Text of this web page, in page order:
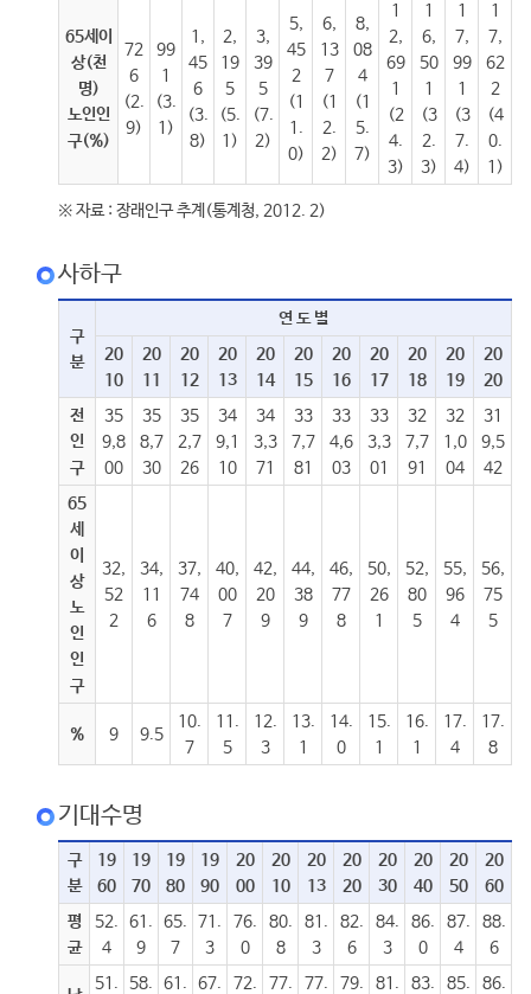
65세이
상(천
명)
노인인
구(%)
72
6
(2.
9)
99
1
(3.
1)
1,
45
6
(3.
8)
2,
19
5
(5.
1)
3,
39
5
(7.
2)
5,
45
2
(1
1.
0)
6,
13
7
(1
2.
2)
8,
08
4
(1
5.
7)
1
2,
69
1
(2
4.
3)
1
6,
50
1
(3
2.
3)
1
7,
99
1
(3
7.
4)
1
7,
62
2
(4
0.
1)
※ 자료 : 장래인구 추계(통계청, 2012. 2)
사하구
구
분
연 도 별
20
10
20
11
20
12
20
13
20
14
20
15
20
16
20
17
20
18
20
19
20
20
전
인
구
35
9,8
00
35
8,7
30
35
2,7
26
34
9,1
10
34
3,3
71
33
7,7
81
33
4,6
03
33
3,3
01
32
7,7
91
32
1,0
04
31
9,5
42
65
세
이
상
노
인
인
구
32,
52
2
34,
11
6
37,
74
8
40,
00
7
42,
20
9
44,
38
9
46,
77
8
50,
26
1
52,
80
5
55,
96
4
56,
75
5
% 9 9.5
10.
7
11.
5
12.
3
13.
1
14.
0
15.
1
16.
1
17.
4
17.
8
기대수명
구
분
19
60
19
70
19
80
19
90
20
00
20
10
20
13
20
20
20
30
20
40
20
50
20
60
평
균
52.
4
61.
9
65.
7
71.
3
76.
0
80.
8
81.
3
82.
6
84.
3
86.
0
87.
4
88.
6
51.
58.
61.
67.
72.
77.
77.
79.
81.
83.
85.
86.